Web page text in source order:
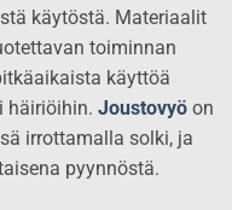
käytöstä. Materiaalit
toiminnan
käyttöä
häiriöihin. Joustovyö on
irrottamalla solki, ja
pyynnöstä.